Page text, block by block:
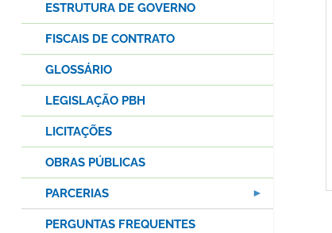
ESTRUTURA DE GOVERNO
FISCAIS DE CONTRATO
GLOSSÁRIO
LEGISLAÇÃO PBH
LICITAÇÕES
OBRAS PÚBLICAS
PARCERIAS
PERGUNTAS FREQUENTES